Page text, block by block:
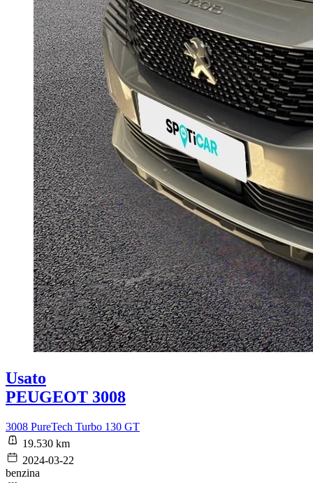
Usato
PEUGEOT 3008
3008 PureTech Turbo 130 GT
19.530 km
2024-03-22
benzina